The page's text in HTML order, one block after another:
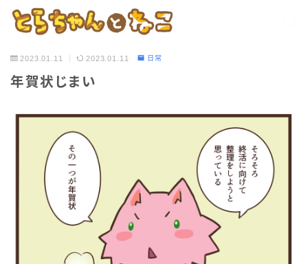
2023.01.11 2023.01.11 日常
年賀状じまい